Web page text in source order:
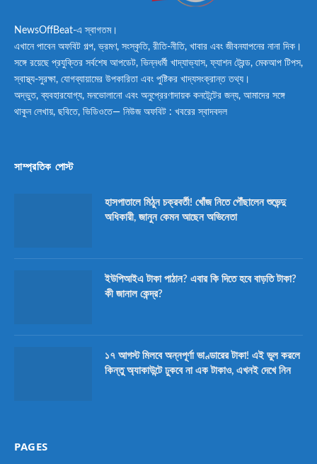
NewsOffBeat-এ স্বাগতম।
এখানে পাবেন অফবিট গল্প, ভ্রমণ, সংস্কৃতি, রীতি-নীতি, খাবার এবং জীবনযাপনের নানা দিক।
সঙ্গে রয়েছে প্রযুক্তির সর্বশেষ আপডেট, ভিন্নধর্মী খাদ্যাভ্যাস, ফ্যাশন ট্রেন্ড, মেকআপ টিপস,
স্বাস্থ্য-সুরক্ষা, যোগব্যায়ামের উপকারিতা এবং পুষ্টিকর খাদ্যসংক্রান্ত তথ্য।
অদ্ভুত, ব্যবহারযোগ্য, মনভোলানো এবং অনুপ্রেরণাদায়ক কনটেন্টের জন্য, আমাদের সঙ্গে
থাকুন লেখায়, ছবিতে, ভিডিওতে— নিউজ অফবিট : খবরের স্বাদবদল
সাম্প্রতিক পোস্ট
হাসপাতালে মিঠুন চক্রবর্তী! খোঁজ নিতে পৌঁছালেন শুভেন্দু
অধিকারী, জানুন কেমন আছেন অভিনেতা
ইউপিআইএ টাকা পাঠান? এবার কি দিতে হবে বাড়তি টাকা?
কী জানাল কেন্দ্র?
১৭ আগস্ট মিলবে অন্নপূর্ণা ভাণ্ডারের টাকা! এই ভুল করলে
কিন্তু অ্যাকাউন্টে ঢুকবে না এক টাকাও, এখনই দেখে নিন
PAGES